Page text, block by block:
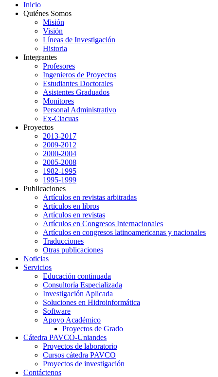
Inicio
Quiénes Somos
Misión
Visión
Líneas de Investigación
Historia
Integrantes
Profesores
Ingenieros de Proyectos
Estudiantes Doctorales
Asistentes Graduados
Monitores
Personal Administrativo
Ex-Ciacuas
Proyectos
2013-2017
2009-2012
2000-2004
2005-2008
1982-1995
1995-1999
Publicaciones
Artículos en revistas arbitradas
Artículos en libros
Artículos en revistas
Artículos en Congresos Internacionales
Artículos en congresos latinoamericanas y nacionales
Traducciones
Otras publicaciones
Noticias
Servicios
Educación continuada
Consultoría Especializada
Investigación Aplicada
Soluciones en Hidroinformática
Software
Apoyo Académico
Proyectos de Grado
Cátedra PAVCO-Uniandes
Proyectos de laboratorio
Cursos cátedra PAVCO
Proyectos de investigación
Contáctenos